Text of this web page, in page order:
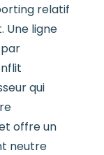
relatif
Une ligne
qui
offre un
neutre